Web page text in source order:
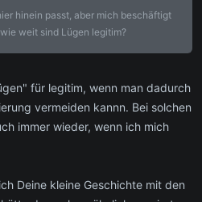
hinein passt, aber mich beschäftigt
weit sind Lügen legitim?
für legitim, wenn man dadurch
vermeiden kannn. Bei solchen
immer wieder, wenn ich mich
Deine kleine Geschichte mit den